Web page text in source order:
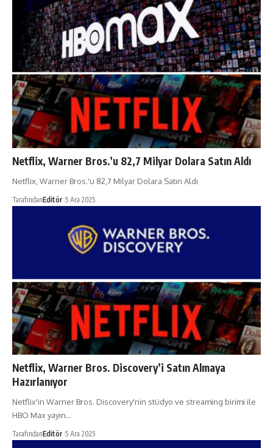
Netflix, Warner Bros.’u 82,7 Milyar Dolara Satın Aldı
Netflix, Warner Bros.'u 82,7 Milyar Dolara Satın Aldı
TarafındanEditör 5 Ara 2025
Netflix, Warner Bros. Discovery’i Satın Almaya
Hazırlanıyor
Netflix'in Warner Bros. Discovery'nin stüdyo ve streaming birimi ile
HBO Max yayın…
TarafındanEditör 5 Ara 2025